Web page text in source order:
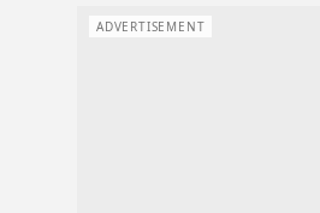
ADVERTISEMENT